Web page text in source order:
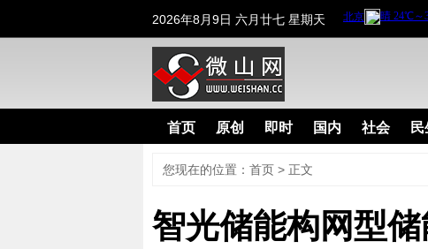
2026年8月9日 六月廿七 星期天
首页 原创 即时 国内 社会 民
您现在的位置： 首页 > 正文
智光储能构网型